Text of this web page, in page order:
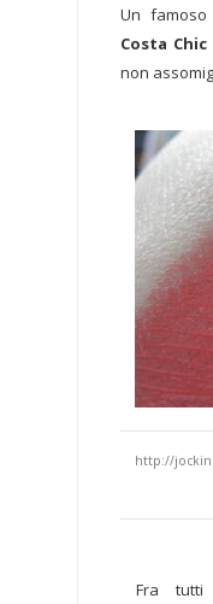
Un
Costa Chic
non
http://
Fra tutti